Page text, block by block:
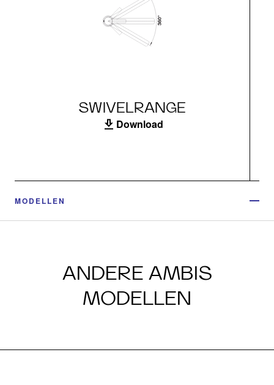
SWIVELRANGE
Download
MODELLEN
ANDERE AMBIS
MODELLEN